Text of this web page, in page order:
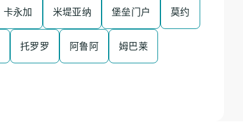
卡永加 米堤亚纳 堡垒门户 莫约
托罗罗 阿鲁阿 姆巴莱